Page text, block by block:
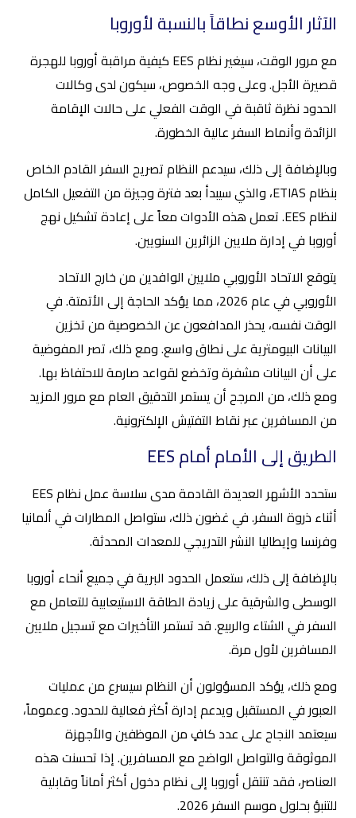
الآثار الأوسع نطاقاً بالنسبة لأوروبا
مع مرور الوقت، سيغير نظام EES كيفية مراقبة أوروبا للهجرة
قصيرة الأجل. وعلى وجه الخصوص، سيكون لدى وكالات
الحدود نظرة ثاقبة في الوقت الفعلي على حالات الإقامة
الزائدة وأنماط السفر عالية الخطورة.
وبالإضافة إلى ذلك، سيدعم النظام تصريح السفر القادم الخاص
بنظام ETIAS، والذي سيبدأ بعد فترة وجيزة من التفعيل الكامل
لنظام EES. تعمل هذه الأدوات معاً على إعادة تشكيل نهج
أوروبا في إدارة ملايين الزائرين السنويين.
يتوقع الاتحاد الأوروبي ملايين الوافدين من خارج الاتحاد
الأوروبي في عام 2026، مما يؤكد الحاجة إلى الأتمتة. في
الوقت نفسه، يحذر المدافعون عن الخصوصية من تخزين
البيانات البيومترية على نطاق واسع. ومع ذلك، تصر المفوضية
على أن البيانات مشفرة وتخضع لقواعد صارمة للاحتفاظ بها.
ومع ذلك، من المرجح أن يستمر التدقيق العام مع مرور المزيد
من المسافرين عبر نقاط التفتيش الإلكترونية.
الطريق إلى الأمام أمام EES
ستحدد الأشهر العديدة القادمة مدى سلاسة عمل نظام EES
أثناء ذروة السفر. في غضون ذلك، ستواصل المطارات في ألمانيا
وفرنسا وإيطاليا النشر التدريجي للمعدات المحدثة.
بالإضافة إلى ذلك، ستعمل الحدود البرية في جميع أنحاء أوروبا
الوسطى والشرقية على زيادة الطاقة الاستيعابية للتعامل مع
السفر في الشتاء والربيع. قد تستمر التأخيرات مع تسجيل ملايين
المسافرين لأول مرة.
ومع ذلك، يؤكد المسؤولون أن النظام سيسرع من عمليات
العبور في المستقبل ويدعم إدارة أكثر فعالية للحدود. وعموماً،
سيعتمد النجاح على عدد كافٍ من الموظفين والأجهزة
الموثوقة والتواصل الواضح مع المسافرين. إذا تحسنت هذه
العناصر، فقد تنتقل أوروبا إلى نظام دخول أكثر أماناً وقابلية
للتنبؤ بحلول موسم السفر 2026.